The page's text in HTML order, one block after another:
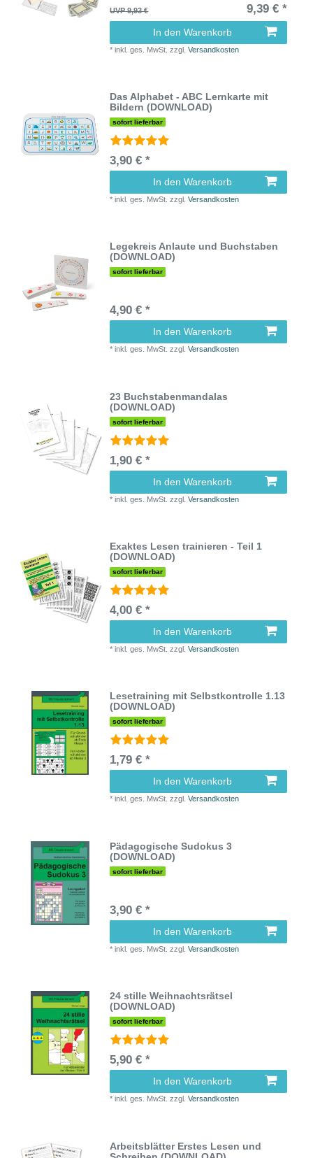
UVP 9,93 € 9,39 € *
In den Warenkorb
*inkl. ges. MwSt. zzgl.Versandkosten
Das Alphabet - ABC Lernkarte mit
Bildern (DOWNLOAD)
sofort lieferbar
3,90 € *
In den Warenkorb
*inkl. ges. MwSt. zzgl.Versandkosten
Legekreis Anlaute und Buchstaben
(DOWNLOAD)
sofort lieferbar
4,90 € *
In den Warenkorb
*inkl. ges. MwSt. zzgl.Versandkosten
23 Buchstabenmandalas
(DOWNLOAD)
sofort lieferbar
1,90 € *
In den Warenkorb
*inkl. ges. MwSt. zzgl.Versandkosten
Exaktes Lesen trainieren - Teil 1
(DOWNLOAD)
sofort lieferbar
4,00 € *
In den Warenkorb
*inkl. ges. MwSt. zzgl.Versandkosten
Lesetraining mit Selbstkontrolle 1.13
(DOWNLOAD)
sofort lieferbar
1,79 € *
In den Warenkorb
*inkl. ges. MwSt. zzgl.Versandkosten
Pädagogische Sudokus 3
(DOWNLOAD)
sofort lieferbar
3,90 € *
In den Warenkorb
*inkl. ges. MwSt. zzgl.Versandkosten
24 stille Weihnachtsrätsel
(DOWNLOAD)
sofort lieferbar
5,90 € *
In den Warenkorb
*inkl. ges. MwSt. zzgl.Versandkosten
Arbeitsblätter Erstes Lesen und